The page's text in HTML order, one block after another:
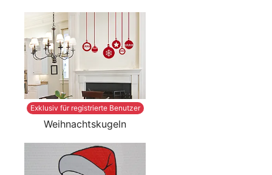
Exklusiv für registrierte Benutzer
Weihnachtskugeln